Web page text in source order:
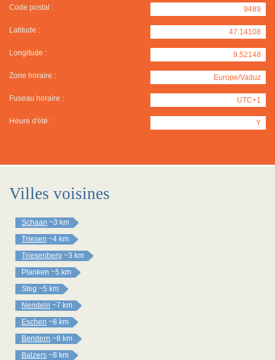
Code postal : 9489
Latitude : 47.14108
Longitude : 9.52148
Zone horaire : Europe/Vaduz
Fuseau horaire : UTC+1
Heure d'été : Y
Villes voisines
Schaan ~3 km
Triesen ~4 km
Triesenberg ~3 km
Planken ~5 km
Steg ~5 km
Nendeln ~7 km
Eschen ~8 km
Bendern ~8 km
Balzers ~8 km